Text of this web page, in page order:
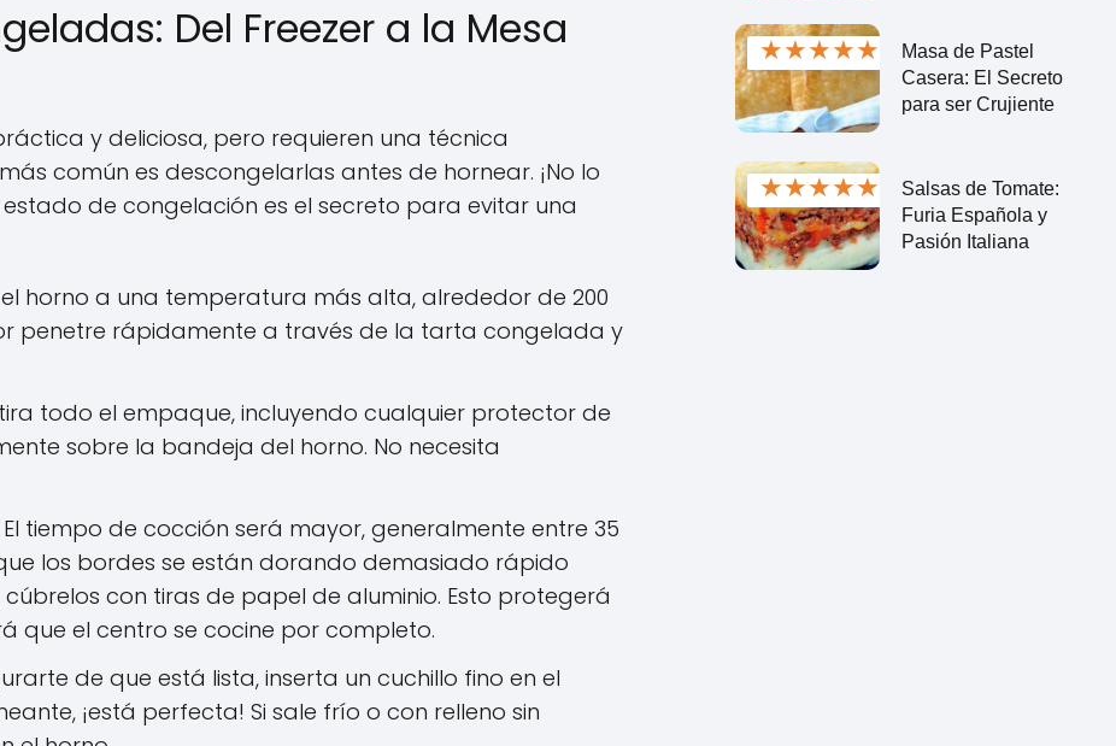
Del Freezer a la Mesa
y deliciosa, pero requieren una técnica
común es descongelarlas antes de hornear. ¡No lo
de congelación es el secreto para evitar una
horno a una temperatura más alta, alrededor de 200
penetre rápidamente a través de la tarta congelada y
todo el empaque, incluyendo cualquier protector de
sobre la bandeja del horno. No necesita
El tiempo de cocción será mayor, generalmente entre 35
los bordes se están dorando demasiado rápido
con tiras de papel de aluminio. Esto protegerá
que el centro se cocine por completo.
de que está lista, inserta un cuchillo fino en el
¡está perfecta! Si sale frío o con relleno sin
★★★★★
Masa de Pastel
Casera: El Secreto
para ser Crujiente
★★★★★
Salsas de Tomate:
Furia Española y
Pasión Italiana